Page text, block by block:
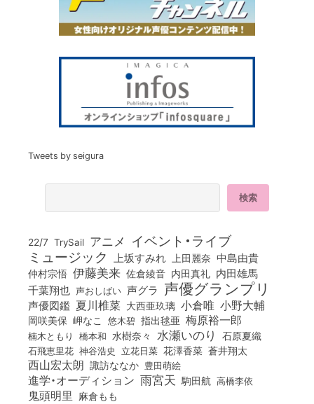
Tweets by seigura
22/7 TrySail アニメ イベント・ライブ
ミュージック 上坂すみれ 上田麗奈 中島由貴
仲村宗悟 伊藤美来 佐倉綾音 内田真礼 内田雄馬
千葉翔也 声おしばい 声グラ 声優グランプリ
声優図鑑 夏川椎菜 大西亜玖璃 小倉唯 小野大輔
岡咲美保 岬なこ 悠木碧 指出毬亜 梅原裕一郎
楠木ともり 橋本和 水樹奈々 水瀬いのり 石原夏織
石飛恵里花 神谷浩史 立花日菜 花澤香菜 蒼井翔太
西山宏太朗 諏訪ななか 豊田萌絵
進学・オーディション 雨宮天 駒田航 高橋李依
鬼頭明里 麻倉もも